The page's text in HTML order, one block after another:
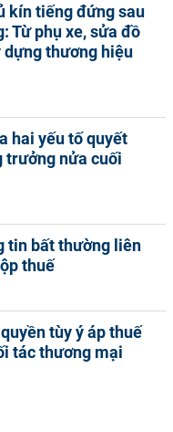
kín tiếng đứng sau
Từ phụ xe, sửa đồ
thương hiệu
hai yếu tố quyết
trưởng nửa cuối
tin bất thường liên
thuế
tùy ý áp thuế
tác thương mại